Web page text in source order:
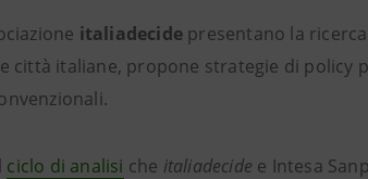
italiadecide presentano la ricerca
città italiane, propone strategie di
ciclo di analisi che italiadecide e Intesa